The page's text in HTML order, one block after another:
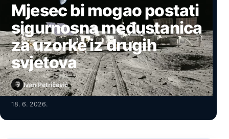
Mjesec bi mogao postati
sigurnosna međustanica
za uzorke iz drugih
svjetova
Ivan Petričević
18. 6. 2026.